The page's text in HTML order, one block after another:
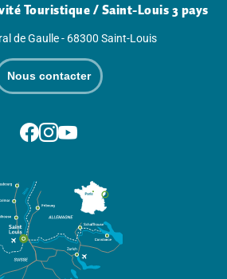
Touristique / Saint-Louis 3 pays
de Gaulle - 68300 Saint-Louis
Nous contacter
Suivez-nous sur Facebook
Suivez-nous sur Instagram
Suivez-nous sur Youtube